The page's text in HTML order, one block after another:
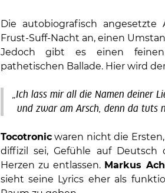
Die autobiografisch
Frust-Suff-Nacht an, einen
Jedoch gibt es einen feinen
pathetischen Ballade. Hier wird
„Ich lass mir all die Namen deiner
und zwar am Arsch, denn da tuts
Tocotronicwaren nicht die
diffizil sei, Gefühle auf Deutsch
Herzen zu entlassen. Markus
sieht seine Lyrics eher als